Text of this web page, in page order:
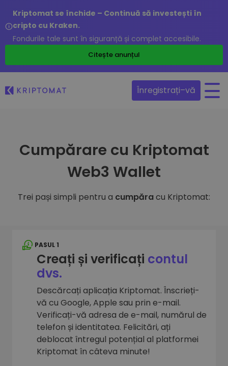
Kriptomat se închide – Continuă să investești în
cripto cu Kraken.
Fondurile tale sunt în siguranță și complet accesibile.
Citește anunțul
Înregistrați–vă
Cumpărare cu Kriptomat
Web3 Wallet
Trei pași simpli pentru a cumpăracu Kriptomat:
PASUL 1
Creați și verificați contul
dvs.
Descărcați aplicația Kriptomat. Înscrieți-
vă cu Google, Apple sau prin e-mail.
Verificați-vă adresa de e-mail, numărul de
telefon și identitatea. Felicitări, ați
deblocat întregul potențial al platformei
Kriptomat în câteva minute!